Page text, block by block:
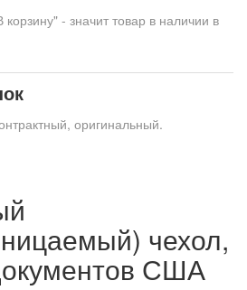
- значит товар в наличии в
оригинальный.
чехол,
США